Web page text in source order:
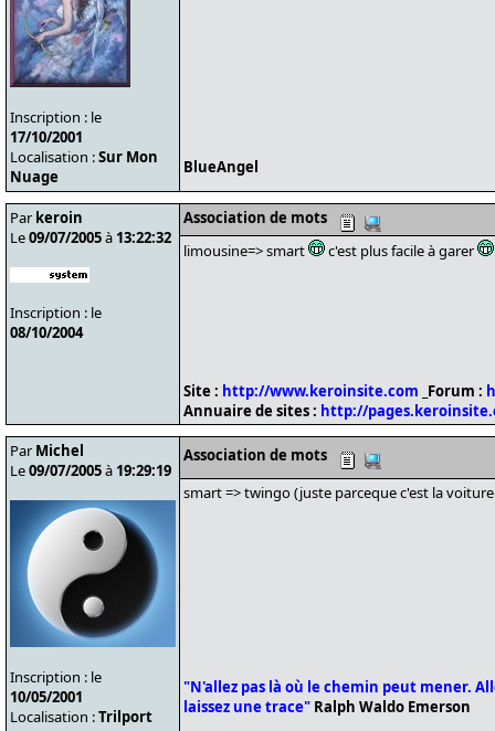
Inscription : le
17/10/2001
Localisation :Sur Mon
Nuage
BlueAngel
Par keroin
Le09/07/2005à 13:22:32
Inscription : le
08/10/2004
Association de mots
limousine=> smart
c'est plus facile à garer
Site : http://www.keroinsite.com _Forum :
Annuaire de sites : http://
Par Michel
Le09/07/2005à 19:29:19
Inscription : le
10/05/2001
Localisation :Trilport
Association de mots
smart => twingo (juste parceque c'est la
"N'allez pas là où le chemin peut mener.
laissez une trace" Ralph Waldo Emerson